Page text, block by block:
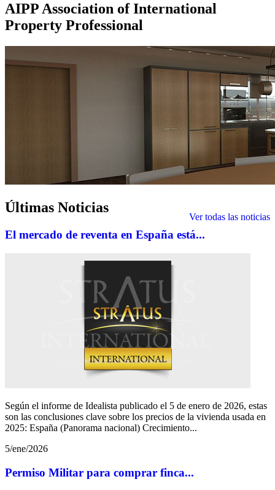
AIPPAssociation of International
Property Professional
Ver todas las noticias
Últimas Noticias
El mercado de reventa en España está...
Según el informe de Idealista publicado el 5 de enero de 2026, estas
son las conclusiones clave sobre los precios de la vivienda usada en
2025: España (Panorama nacional) Crecimiento...
5/ene/2026
Permiso Militar para comprar finca...